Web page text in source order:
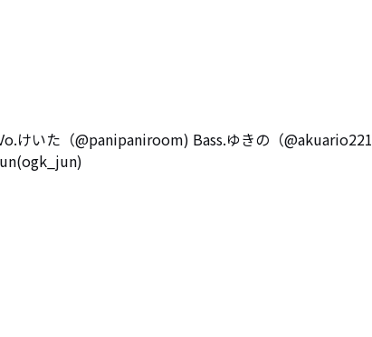
けいた（@panipaniroom) Bass.ゆきの（@akuario221